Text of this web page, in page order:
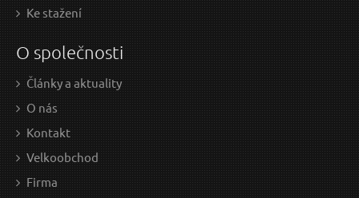
Ke stažení
O společnosti
Články a aktuality
O nás
Kontakt
Velkoobchod
Firma